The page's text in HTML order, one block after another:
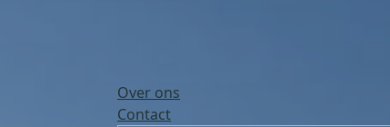
Over ons
Contact